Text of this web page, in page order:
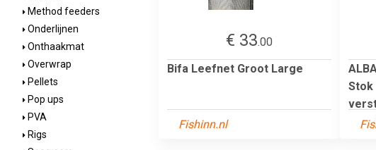
Method feeders
Onderlijnen
Onthaakmat
Overwrap
Pellets
Pop ups
PVA
Rigs
€ 33.00
Bifa Leefnet Groot Large
Fishinn.nl